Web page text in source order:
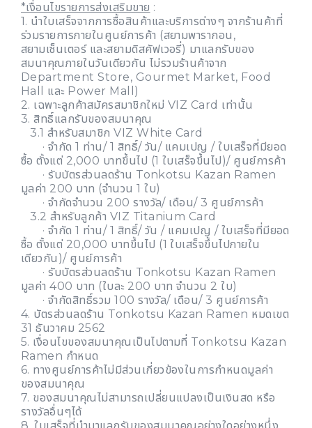
*เงื่อนไขรายการส่งเสริมขาย :
1. นำใบเสร็จจากการซื้อสินค้าและบริการต่างๆ จากร้านค้าที่
ร่วมรายการภายในศูนย์การค้า (สยามพารากอน,
สยามเซ็นเตอร์ และสยามดิสคัฟเวอรี่) มาแลกรับของ
สมนาคุณภายในวันเดียวกัน ไม่รวมร้านค้าจาก
Department Store, Gourmet Market, Food
Hall และ Power Mall)
2. เฉพาะลูกค้าสมัครสมาชิกใหม่ VIZ Card เท่านั้น
3. สิทธิ์แลกรับของสมนาคุณ
3.1 สำหรับสมาชิก VIZ White Card
· จำกัด 1 ท่าน/ 1 สิทธิ์/ วัน/ แคมเปญ / ใบเสร็จที่มียอด
ซื้อ ตั้งแต่ 2,000 บาทขึ้นไป (1 ใบเสร็จขึ้นไป)/ ศูนย์การค้า
· รับบัตรส่วนลดร้าน Tonkotsu Kazan Ramen
มูลค่า 200 บาท (จำนวน 1 ใบ)
· จำกัดจำนวน 200 รางวัล/ เดือน/ 3 ศูนย์การค้า
3.2 สำหรับลูกค้า VIZ Titanium Card
· จำกัด 1 ท่าน/ 1 สิทธิ์/ วัน / แคมเปญ / ใบเสร็จที่มียอด
ซื้อ ตั้งแต่ 20,000 บาทขึ้นไป (1 ใบเสร็จขึ้นไปภายใน
เดียวกัน)/ ศูนย์การค้า
· รับบัตรส่วนลดร้าน Tonkotsu Kazan Ramen
มูลค่า 400 บาท (ใบละ 200 บาท จำนวน 2 ใบ)
· จำกัดสิทธิ์รวม 100 รางวัล/ เดือน/ 3 ศูนย์การค้า
4. บัตรส่วนลดร้าน Tonkotsu Kazan Ramen หมดเขต
31 ธันวาคม 2562
5. เงื่อนไขของสมนาคุณเป็นไปตามที่ Tonkotsu Kazan
Ramen กำหนด
6. ทางศูนย์การค้าไม่มีส่วนเกี่ยวข้องในการกำหนดมูลค่า
ของสมนาคุณ
7. ของสมนาคุณไม่สามารถเปลี่ยนแปลงเป็นเงินสด หรือ
รางวัลอื่นๆได้